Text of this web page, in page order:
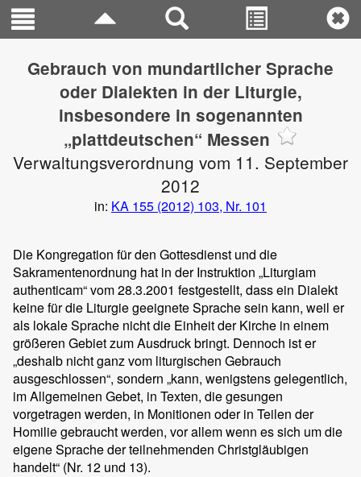
Gebrauch von mundartlicher Sprache
oder Dialekten in der Liturgie,
insbesondere in sogenannten
„plattdeutschen“ Messen
Verwaltungsverordnung vom 11. September
2012
in: KA 155 (2012) 103, Nr. 101
Die Kongregation für den Gottesdienst und die
Sakramentenordnung hat in der Instruktion „Liturgiam
authenticam“ vom 28.3.2001 festgestellt, dass ein Dialekt
keine für die Liturgie geeignete Sprache sein kann, weil er
als lokale Sprache nicht die Einheit der Kirche in einem
größeren Gebiet zum Ausdruck bringt. Dennoch ist er
„deshalb nicht ganz vom liturgischen Gebrauch
ausgeschlossen“, sondern „kann, wenigstens gelegentlich,
im Allgemeinen Gebet, in Texten, die gesungen
vorgetragen werden, in Monitionen oder in Teilen der
Homilie gebraucht werden, vor allem wenn es sich um die
eigene Sprache der teilnehmenden Christgläubigen
handelt“ (Nr. 12 und 13).